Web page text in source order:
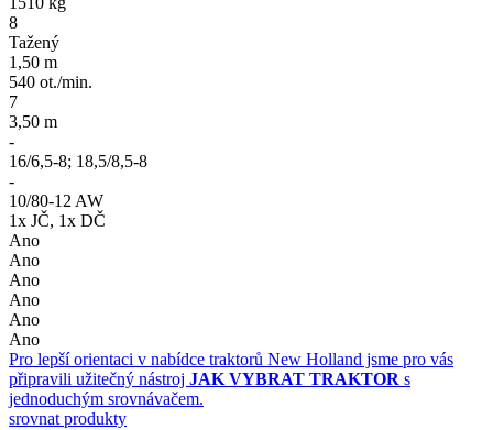
8
Tažený
1,50 m
540 ot./min.
7
3,50 m
-
16/6,5-8; 18,5/8,5-8
-
10/80-12 AW
1x JČ, 1x DČ
Ano
Ano
Ano
Ano
Ano
Ano
Pro lepší orientaci v nabídce traktorů New Holland jsme pro vás
připravili užitečný nástroj JAK VYBRAT TRAKTOR s
jednoduchým srovnávačem.
srovnat produkty